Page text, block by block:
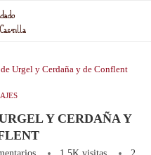
Urgel y Cerdaña y de Conflent
Y CERDAÑA Y